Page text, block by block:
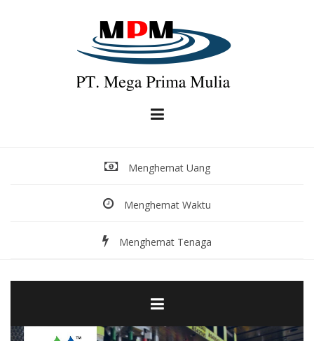
Menghemat Uang
Menghemat Waktu
Menghemat Tenaga